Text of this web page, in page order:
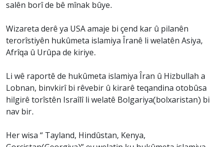
salên borî de bê mînak bûye.
Wizareta derê ya USA amaje bi çend kar û pilanên
terorîstiyên hukûmeta islamiya Îranê li welatên Asiya,
Afrîqa û Urûpa de kiriye.
Li wê raportê de hukûmeta islamiya Îran û Hizbullah a
Lobnan, binvkirî bi rêvebir û kirarê teqandina otobûsa
hilgirê torîstên Israîlî li welatê Bolgariya(bolxaristan) bi
nav bir.
Her wisa “ Tayland, Hindûstan, Kenya,